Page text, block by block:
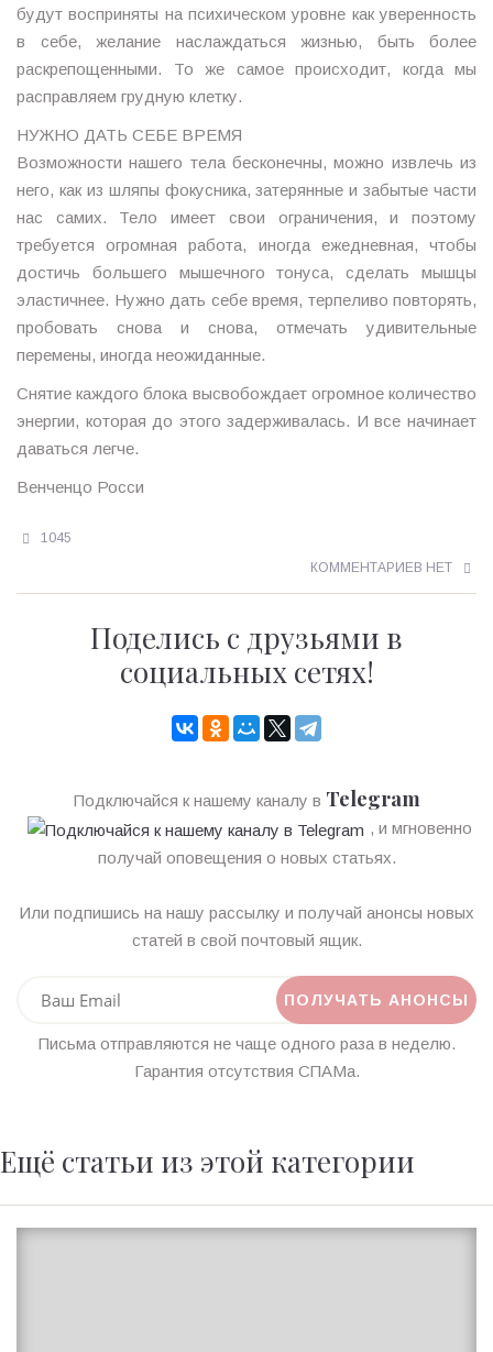
будут восприняты на психическом уровне как уверенность
в себе, желание наслаждаться жизнью, быть более
раскрепощенными. То же самое происходит, когда мы
расправляем грудную клетку.
НУЖНО ДАТЬ СЕБЕ ВРЕМЯ
Возможности нашего тела бесконечны, можно извлечь из
него, как из шляпы фокусника, затерянные и забытые части
нас самих. Тело имеет свои ограничения, и поэтому
требуется огромная работа, иногда ежедневная, чтобы
достичь большего мышечного тонуса, сделать мышцы
эластичнее. Нужно дать себе время, терпеливо повторять,
пробовать снова и снова, отмечать удивительные
перемены, иногда неожиданные.
Снятие каждого блока высвобождает огромное количество
энергии, которая до этого задерживалась. И все начинает
даваться легче.
Венченцо Росси
1045
КОММЕНТАРИЕВ НЕТ
Поделись с друзьями в
социальных сетях!
Подключайся к нашему каналу в Telegram
, и мгновенно
получай оповещения о новых статьях.
Или подпишись на нашу рассылку и получай анонсы новых
статей в свой почтовый ящик.
Письма отправляются не чаще одного раза в неделю.
Гарантия отсутствия СПАМа.
Ещё статьи из этой категории